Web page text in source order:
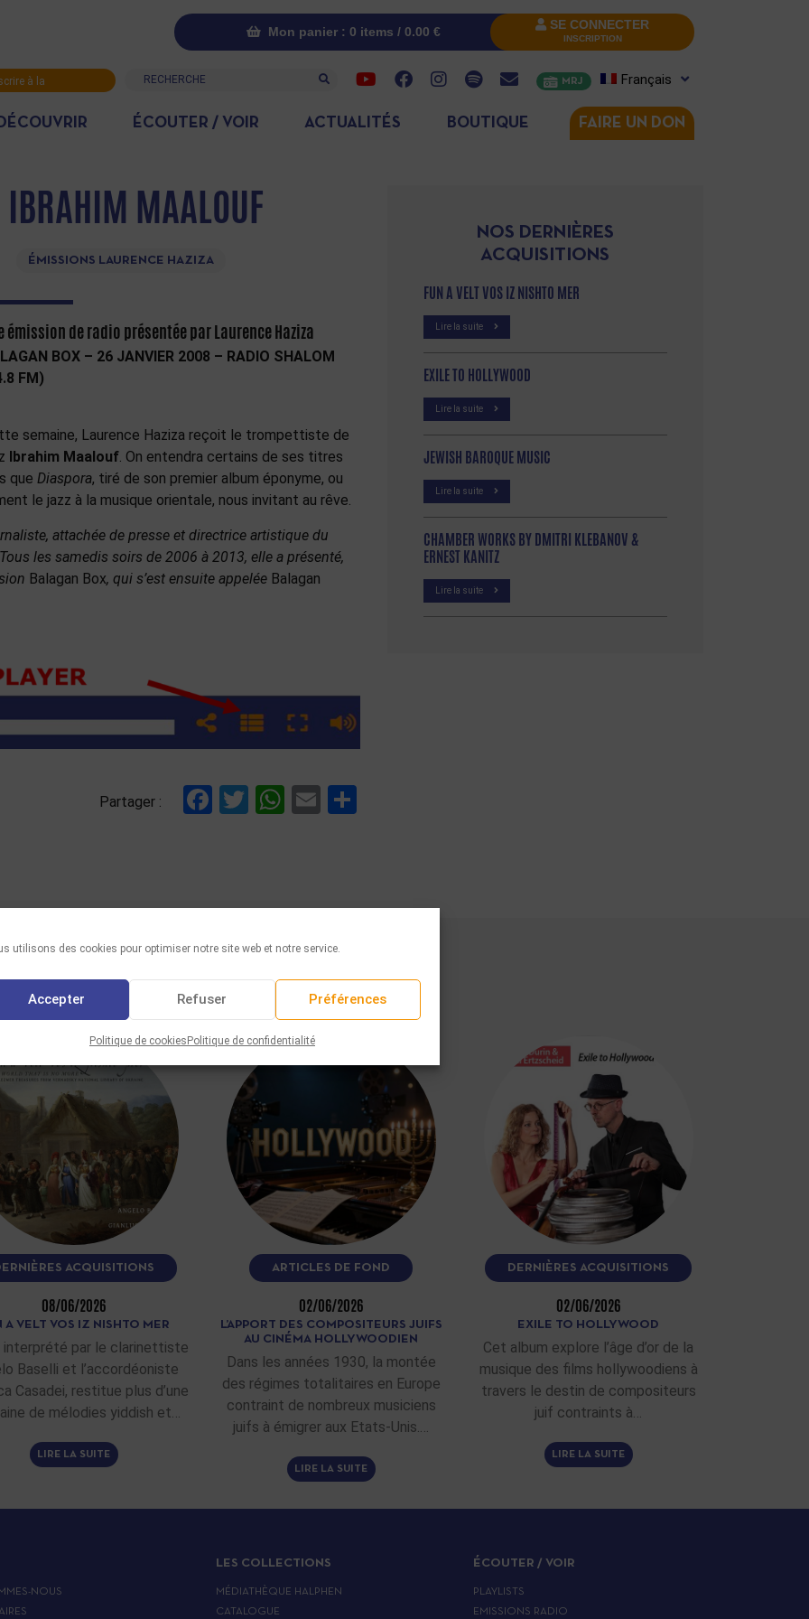
utilisons des cookies pour optimiser notre site web et notre service.
Accepter Refuser Préférences
Politique de cookiesPolitique de confidentialité
Mon panier : 0 items / 0.00 € SE CONNECTER
INSCRIPTION
à la
Recherche MRJ Français
ÉCOUTER / VOIR ACTUALITÉS BOUTIQUE FAIRE UN DON
MAALOUF
ÉMISSIONS LAURENCE HAZIZA
émission de radio présentée par Laurence Haziza
BOX – 26 JANVIER 2008 – RADIO SHALOM
FM)
semaine, Laurence Haziza reçoit le trompettiste de
Ibrahim Maalouf. On entendra certains de ses titres
que Diaspora, tiré de son premier album éponyme, ou
le jazz à la musique orientale, nous invitant au rêve.
attachée de presse et directrice artistique du
les samedis soirs de 2006 à 2013, elle a présenté,
Balagan Box, qui s’est ensuite appelée Balagan
Partager : Facebook
Twitter
WhatsApp
Email
NOS DERNIÈRES
ACQUISITIONS
FUN A VELT VOS IZ NISHTO MER
Lire la suite
EXILE TO HOLLYWOOD
Lire la suite
JEWISH BAROQUE MUSIC
Lire la suite
CHAMBER WORKS BY DMITRI KLEBANOV &
ERNEST KANITZ
Lire la suite
VOUS AIMEREZ AUSSI
ACQUISITIONS
08/06/2026
A VELT VOS IZ NISHTO MER
interprété par le clarinettiste
Baselli et l’accordéoniste
Casadei, restitue plus d’une
de mélodies yiddish et…
LIRE LA SUITE
ARTICLES DE FOND
02/06/2026
L’APPORT DES COMPOSITEURS JUIFS
AU CINÉMA HOLLYWOODIEN
Dans les années 1930, la montée
des régimes totalitaires en Europe
contraint de nombreux musiciens
juifs à émigrer aux Etats-Unis.…
LIRE LA SUITE
DERNIÈRES ACQUISITIONS
02/06/2026
EXILE TO HOLLYWOOD
Cet album explore l’âge d’or de la
musique des films hollywoodiens à
travers le destin de compositeurs
juif contraints à…
LIRE LA SUITE
NOUS
LES COLLECTIONS
MÉDIATHÈQUE HALPHEN
CATALOGUE
ÉCOUTER / VOIR
PLAYLISTS
EMISSIONS RADIO